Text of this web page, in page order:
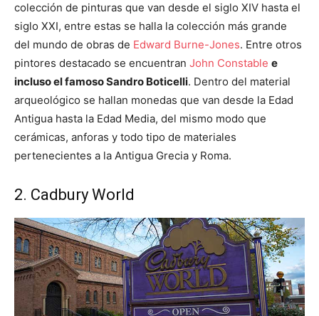
colección de pinturas que van desde el siglo XIV hasta el
siglo XXI, entre estas se halla la colección más grande
del mundo de obras de Edward Burne-Jones. Entre otros
pintores destacado se encuentran John Constable e
incluso el famoso Sandro Boticelli. Dentro del material
arqueológico se hallan monedas que van desde la Edad
Antigua hasta la Edad Media, del mismo modo que
cerámicas, anforas y todo tipo de materiales
pertenecientes a la Antigua Grecia y Roma.
2. Cadbury World